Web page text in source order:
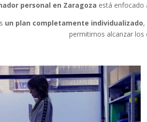
personal en Zaragoza está enfocado
un plan completamente individualizado,
permitirnos alcanzar